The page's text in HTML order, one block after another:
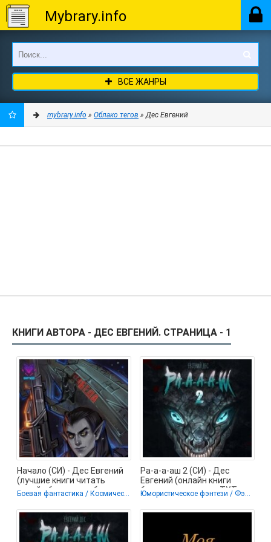
Mybrary.info
ВСЕ ЖАНРЫ
mybrary.info » Облако тегов » Дес Евгений
КНИГИ АВТОРА - ДЕС ЕВГЕНИЙ. СТРАНИЦА - 1
Начало (СИ) - Дес Евгений
(лучшие книги читать
онлайн бесплатно без
регистрации
Боевая фантастика / Космическая фантастика
Ра-а-а-аш 2 (СИ) - Дес
Евгений (онлайн книги
бесплатно полные .TXT,
.FB2) 📗
Юмористическое фэнтези / Фэнтези / ЛитРПГ